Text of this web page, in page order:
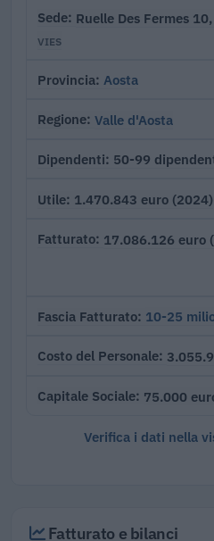
Sede Ruelle Des Fermes
VIES
Provincia Aosta
Regione Valle d'Aosta
Dipendenti 50-99
Utile 1.470.843 euro (2024)
Fatturato 17.086.126 euro
Fascia Fatturato 10-25
Costo del Personale
Capitale Sociale 75.000
Verifica i dati nella
Fatturato e bilanci